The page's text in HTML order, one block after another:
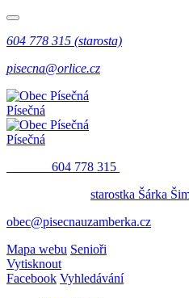
604 778 315 (starosta)
pisecna@orlice.cz
Písečná
Písečná
604 778 315
starostka Šárka
obec@pisecnauzamberka.cz
Mapa webu Senioři
Vytisknout
Facebook Vyhledávání